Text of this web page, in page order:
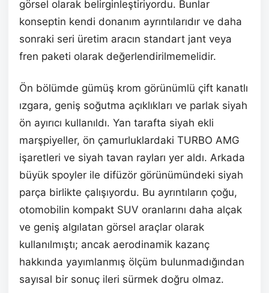
görsel olarak belirginleştiriyordu. Bunlar
konseptin kendi donanım ayrıntılarıdır ve daha
sonraki seri üretim aracın standart jant veya
fren paketi olarak değerlendirilmemelidir.
Ön bölümde gümüş krom görünümlü çift kanatlı
ızgara, geniş soğutma açıklıkları ve parlak siyah
ön ayırıcı kullanıldı. Yan tarafta siyah ekli
marşpiyeller, ön çamurluklardaki TURBO AMG
işaretleri ve siyah tavan rayları yer aldı. Arkada
büyük spoyler ile difüzör görünümündeki siyah
parça birlikte çalışıyordu. Bu ayrıntıların çoğu,
otomobilin kompakt SUV oranlarını daha alçak
ve geniş algılatan görsel araçlar olarak
kullanılmıştı; ancak aerodinamik kazanç
hakkında yayımlanmış ölçüm bulunmadığından
sayısal bir sonuç ileri sürmek doğru olmaz.